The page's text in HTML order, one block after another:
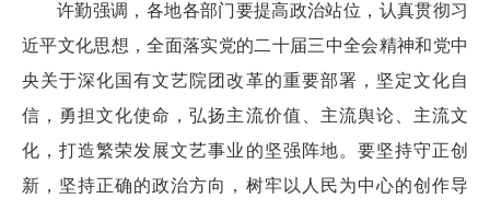
许勤强调，各地各部门要提高政治站位，认真贯彻习
近平文化思想，全面落实党的二十届三中全会精神和党中
央关于深化国有文艺院团改革的重要部署，坚定文化自
信，勇担文化使命，弘扬主流价值、主流舆论、主流文
化，打造繁荣发展文艺事业的坚强阵地。要坚持守正创
新，坚持正确的政治方向，树牢以人民为中心的创作导